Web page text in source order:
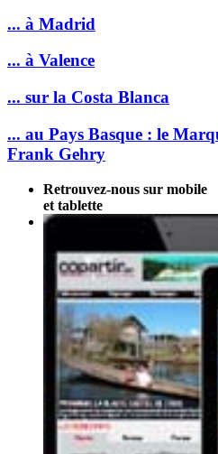
... à Madrid
... à Valence
... sur la Costa Blanca
... au Pays Basque : le
Frank Gehry
Retrouvez-nous sur mobile
et tablette